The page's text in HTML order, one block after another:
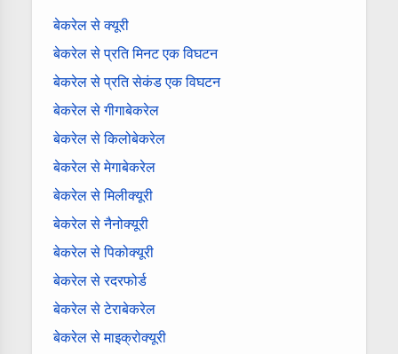
बेकरेल से क्यूरी
बेकरेल से प्रति मिनट एक विघटन
बेकरेल से प्रति सेकंड एक विघटन
बेकरेल से गीगाबेकरेल
बेकरेल से किलोबेकरेल
बेकरेल से मेगाबेकरेल
बेकरेल से मिलीक्यूरी
बेकरेल से नैनोक्यूरी
बेकरेल से पिकोक्यूरी
बेकरेल से रदरफोर्ड
बेकरेल से टेराबेकरेल
बेकरेल से माइक्रोक्यूरी